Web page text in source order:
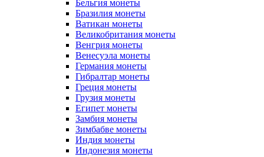
Бельгия монеты
Бразилия монеты
Ватикан монеты
Великобритания монеты
Венгрия монеты
Венесуэла монеты
Германия монеты
Гибралтар монеты
Греция монеты
Грузия монеты
Египет монеты
Замбия монеты
Зимбабве монеты
Индия монеты
Индонезия монеты